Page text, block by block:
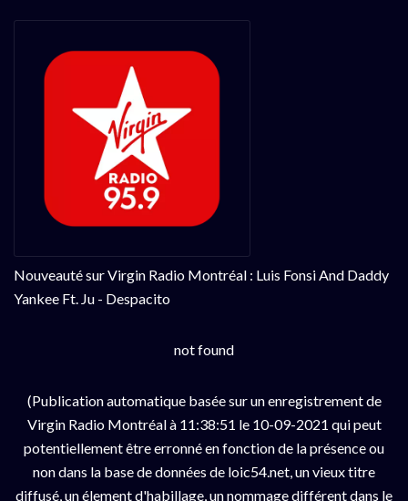
Nouveauté sur Virgin Radio Montréal : Luis Fonsi And Daddy
Yankee Ft. Ju - Despacito
not found
(Publication automatique basée sur un enregistrement de
Virgin Radio Montréal à 11:38:51 le 10-09-2021 qui peut
potentiellement être erronné en fonction de la présence ou
non dans la base de données de loic54.net, un vieux titre
diffusé, un élement d'habillage, un nommage différent dans le